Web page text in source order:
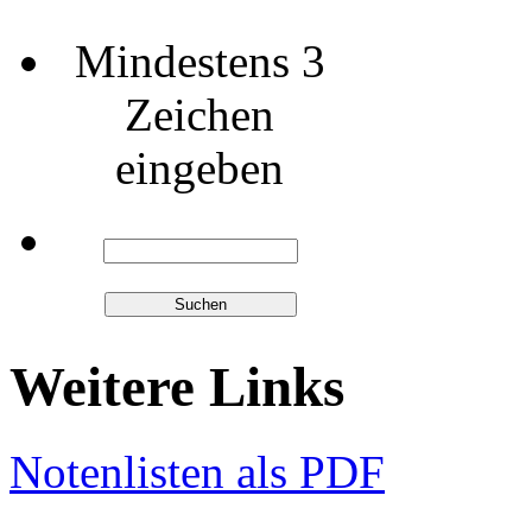
Mindestens 3
Zeichen
eingeben
Weitere Links
Notenlisten als PDF